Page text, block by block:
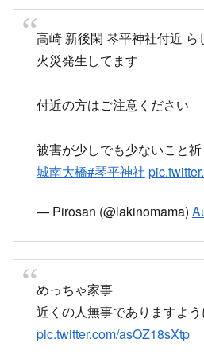
高崎 新後閑 琴平神社付近 ら
火災発生してます
付近の方はご注意ください
被害が少しでも少ないこと
城南大橋#琴平神社
— Pirosan (@lakinomama)
めっちゃ家事
近くの人無事でありますよう
pic.twitter.com/asOZ18sXtp